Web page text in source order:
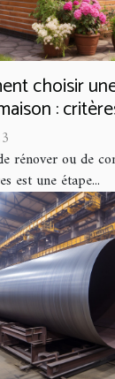
choisir
:
rénover ou de
est une étape...